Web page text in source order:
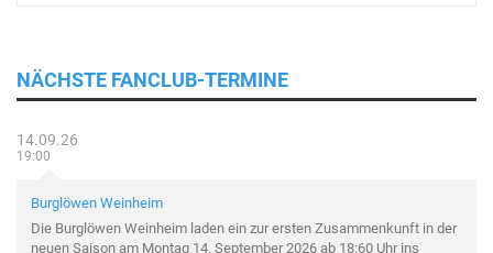
NÄCHSTE FANCLUB-TERMINE
14.09.26
19:00
Burglöwen Weinheim
Die Burglöwen Weinheim laden ein zur ersten Zusammenkunft in der
neuen Saison am Montag 14. September 2026 ab 18:60 Uhr ins